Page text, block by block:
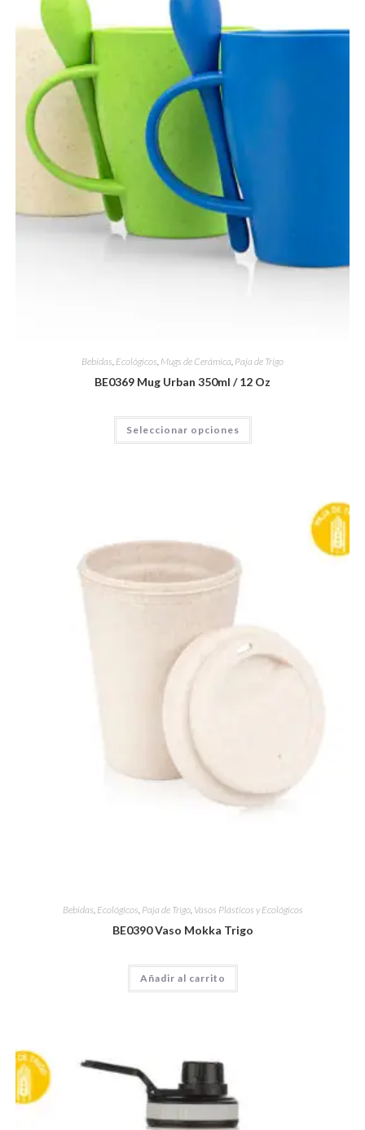
Bebidas, Ecológicos, Mugs de Cerámica, Paja de Trigo
BE0369 Mug Urban 350ml / 12 Oz
Seleccionar opciones
Bebidas Ecológicos Paja de Trigo, Vasos Plásticos y Ecológicos
BE0390 Vaso Mokka Trigo
Añadir al carrito